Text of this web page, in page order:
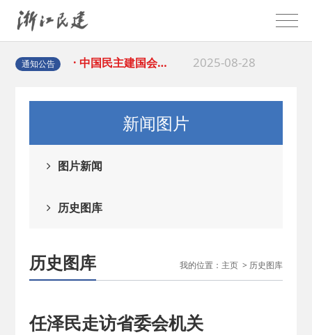
通知公告
· 中国民主建国会… 2025-08-28
· 民建省委会民主…
· 中国民主建国会…
· 中国民主建国会…
· 中国民主建国会…
新闻图片
图片新闻
历史图库
历史图库 我的位置： 主页> 历史图库
任泽民走访省委会机关